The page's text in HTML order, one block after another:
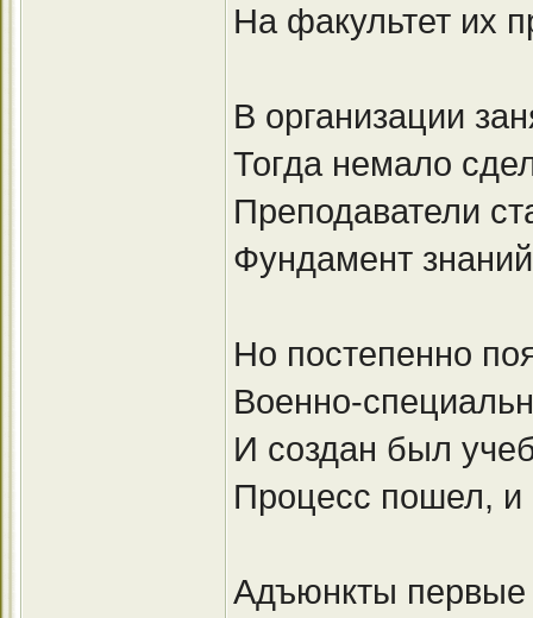
На факультет их
В организации
Тогда немало
Преподаватели
Фундамент
Но постепенно
Военно-
И создан был
Процесс пошел,
Адъюнкты первые